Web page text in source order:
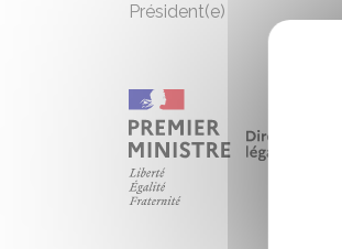
Président(e)